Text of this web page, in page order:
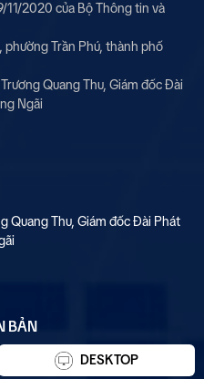
11/2020 của Bộ Thông tin và
phường Trần Phú, thành phố
Quang Thu, Giám đốc Đài
Ngãi
Quang Thu, Giám đốc Đài Phát
BẢN
DESKTOP